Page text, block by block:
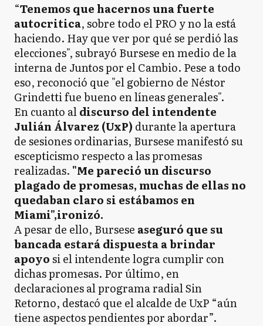
“Tenemos que hacernos una fuerte
autocritica, sobre todo el PRO y no la está
haciendo. Hay que ver por qué se perdió las
elecciones", subrayó Bursese en medio de la
interna de Juntos por el Cambio. Pese a todo
eso, reconoció que "el gobierno de Néstor
Grindetti fue bueno en líneas generales".
En cuanto aldiscurso del intendente
Julián Álvarez (UxP) durante la apertura
de sesiones ordinarias, Bursese manifestó su
escepticismo respecto a las promesas
realizadas. "Me pareció un discurso
plagado de promesas, muchas de ellas no
quedaban claro si estábamos en
Miami",ironizó.
A pesar de ello, Bursese aseguró que su
bancada estará dispuesta a brindar
apoyosi el intendente logra cumplir con
dichas promesas. Por último, en
declaraciones al programa radial Sin
Retorno, destacó que el alcalde de UxP “aún
tiene aspectos pendientes por abordar”.